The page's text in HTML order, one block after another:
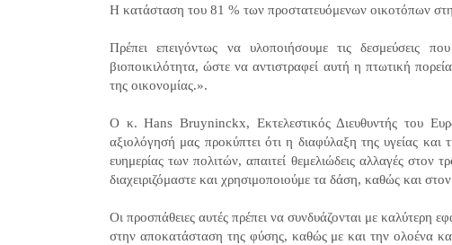
Η κατάσταση του 81 % των προστατευόμενων οικοτόπων
Πρέπει επειγόντως να υλοποιήσουμε τις δεσμεύσεις
βιοποικιλότητα, ώστε να αντιστραφεί αυτή η πτωτική
της οικονομίας.».
Ο κ. Hans Bruyninckx, Εκτελεστικός Διευθυντής του
αξιολόγησή μας προκύπτει ότι η διαφύλαξη της υγείας
ευημερίας των πολιτών, απαιτεί θεμελιώδεις αλλαγές
διαχειριζόμαστε και χρησιμοποιούμε τα δάση, καθώς και
Οι προσπάθειες αυτές πρέπει να συνδυάζονται με καλύτερη
στην αποκατάσταση της φύσης, καθώς με και την ολοένα